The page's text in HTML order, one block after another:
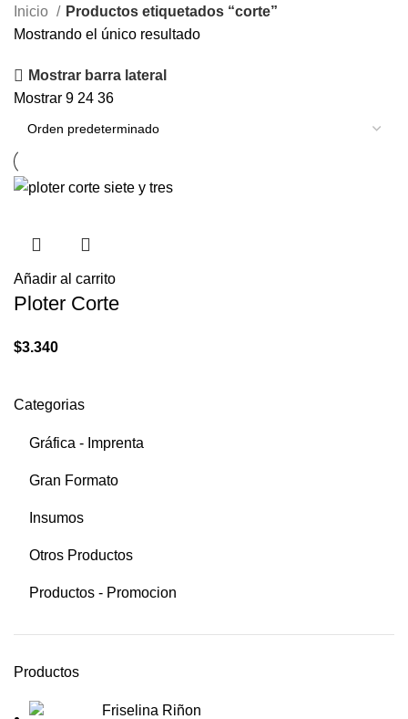
Categorias
Gráfica - Imprenta
Gran Formato
Insumos
Otros Productos
Productos - Promocion
Productos
Friselina Riñon
Inicio
Productos etiquetados “corte”
Mostrando el único resultado
Mostrar barra lateral
Mostrar 9 24 36
Añadir al carrito
Ploter Corte
$3.340